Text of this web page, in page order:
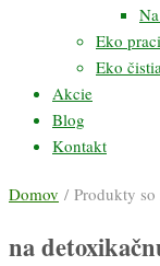
Eko
Eko
Akcie
Blog
Kontakt
Domov / Produkty so
na